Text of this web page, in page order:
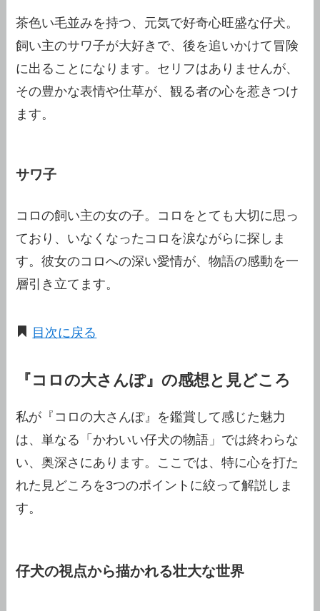
茶色い毛並みを持つ、元気で好奇心旺盛な仔犬。
飼い主のサワ子が大好きで、後を追いかけて冒険
に出ることになります。セリフはありませんが、
その豊かな表情や仕草が、観る者の心を惹きつけ
ます。
サワ子
コロの飼い主の女の子。コロをとても大切に思っ
ており、いなくなったコロを涙ながらに探しま
す。彼女のコロへの深い愛情が、物語の感動を一
層引き立てます。
目次に戻る
『コロの大さんぽ』の感想と見どころ
私が『コロの大さんぽ』を鑑賞して感じた魅力
は、単なる「かわいい仔犬の物語」では終わらな
い、奥深さにあります。ここでは、特に心を打た
れた見どころを3つのポイントに絞って解説しま
す。
仔犬の視点から描かれる壮大な世界